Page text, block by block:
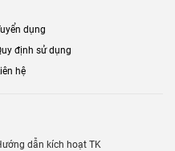
dụng
định sử dụng
hệ
dẫn kích hoạt TK